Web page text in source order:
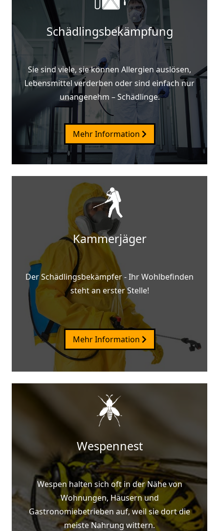
Schädlingsbekämpfung
Sie sind viele, sie können Allergien auslösen,
Lebensmittel verderben oder sind einfach nur
unangenehm – Schädlinge.
Mehr Information
Kammerjäger
Der Schädlingsbekämpfer - Ihr Wohlbefinden
steht an erster Stelle!
Mehr Information
Wespennest
Wespen halten sich oft in der Nähe von
Wohnungen, Häusern und
Gastronomiebetrieben auf, weil sie dort die
meiste Nahrung wittern.